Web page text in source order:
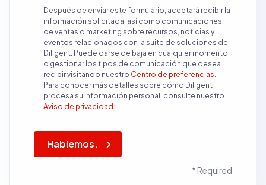
Después de enviar este formulario, aceptará recibir la
información solicitada, así como comunicaciones
de ventas o marketing sobre recursos, noticias y
eventos relacionados con la suite de soluciones de
Diligent. Puede darse de baja en cualquier momento
o gestionar los tipos de comunicación que desea
recibir visitando nuestro Centro de preferencias
Para conocer más detalles sobre cómo Diligent
procesa su información personal, consulte nuestro
Aviso de privacidad
Hablemos.
* Required